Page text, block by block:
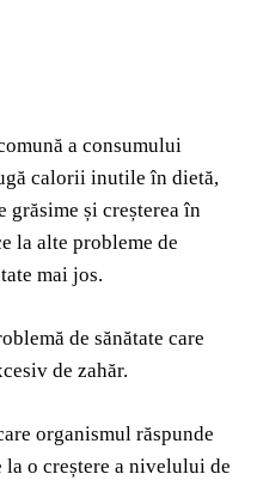
a consumului
calorii inutile în dietă,
grăsime și creșterea în
la alte probleme de
mai jos.
de sănătate care
de zahăr.
organismul răspunde
la o creștere a nivelului de